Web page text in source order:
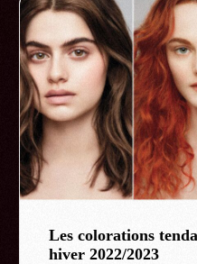
Les colorations
hiver 2022/2023